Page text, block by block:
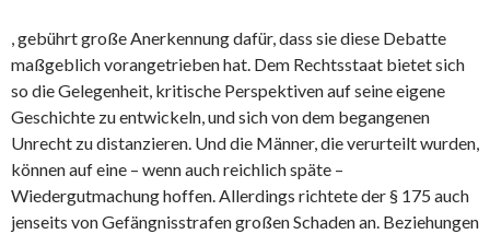
, gebührt große Anerkennung dafür, dass sie diese Debatte
maßgeblich vorangetrieben hat. Dem Rechtsstaat bietet sich
so die Gelegenheit, kritische Perspektiven auf seine eigene
Geschichte zu entwickeln, und sich von dem begangenen
Unrecht zu distanzieren. Und die Männer, die verurteilt wurden,
können auf eine – wenn auch reichlich späte –
Wiedergutmachung hoffen. Allerdings richtete der § 175 auch
jenseits von Gefängnisstrafen großen Schaden an. Beziehungen